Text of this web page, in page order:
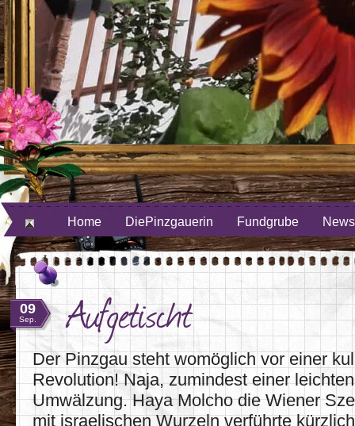
Home DiePinzgauerin Fundgrube
Twitter
09
Sep. Aufgetischt
Der Pinzgau steht womöglich vor einer
Revolution! Naja, zumindest einer leichten
Umwälzung. Haya Molcho die Wiener
mit israelischen Wurzeln verführte